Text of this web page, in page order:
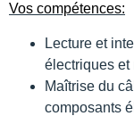
Vos compétences:
Lecture et
électriques et
Maîtrise du
composants